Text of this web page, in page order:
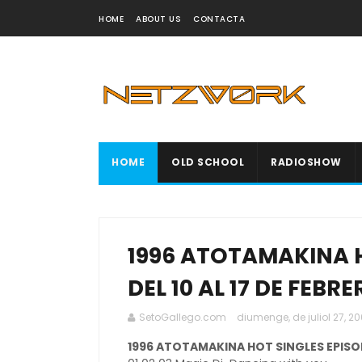
HOME ABOUT US CONTACTA
HOME OLD SCHOOL RADIOSHOW
1996 ATOTAMAKINA
DEL 10 AL 17 DE
SetoGallego.com diumenge, de juliol 27,
1996 ATOTAMAKINA HOT SINGLES